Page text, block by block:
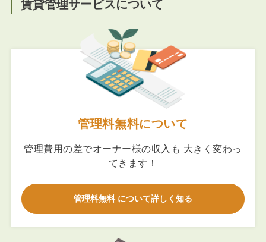
賃貸管理サービスについて
管理料無料について
管理費用の差でオーナー様の収入も 大きく変わっ
てきます！
管理料無料 について詳しく知る